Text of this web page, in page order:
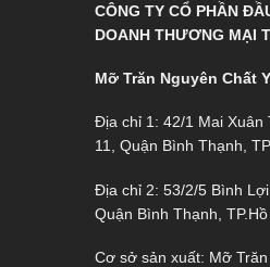
CÔNG TY CỔ PHẦN
DOANH THƯƠNG MẠI
Mỡ Trăn Nguyên Chất
Địa chỉ 1: 42/1 Mai
11, Quận Bình Thạnh,
Địa chỉ 2: 53/2/5 Bình
Quận Bình Thạnh,
Cơ sở sản xuất: Mỡ